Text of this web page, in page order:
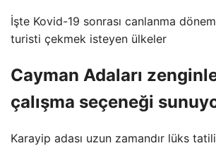
İşte Kovid-19 sonrası canlanma
turisti çekmek isteyen ülkeler
Cayman Adaları
çalışma seçeneği
Karayip adası uzun zamandır lüks